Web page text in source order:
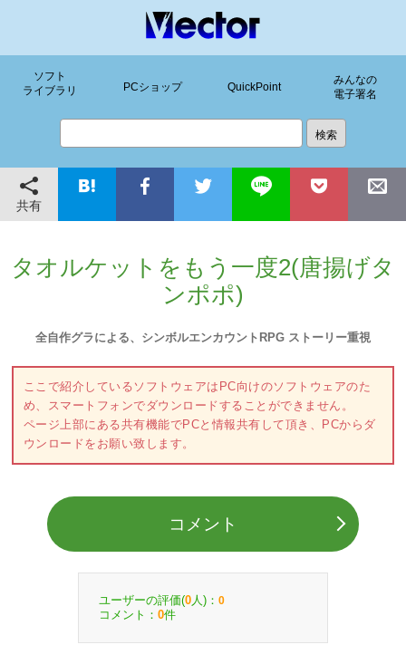
ソフト
ライブラリ
PCショップ QuickPoint
みんなの
電子署名
共有
タオルケットをもう一度2(唐揚げタ
ンポポ)
全自作グラによる、シンボルエンカウントRPG ストーリー重視
ここで紹介しているソフトウェアはPC向けのソフトウェアのた
め、スマートフォンでダウンロードすることができません。
ページ上部にある共有機能でPCと情報共有して頂き、PCからダ
ウンロードをお願い致します。
コメント
ユーザーの評価(0 人)： 0
コメント： 0件